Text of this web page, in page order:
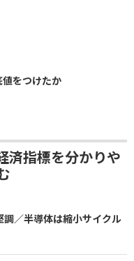
をつけたか
済指標を分かりや
調／半導体は縮小サイクル